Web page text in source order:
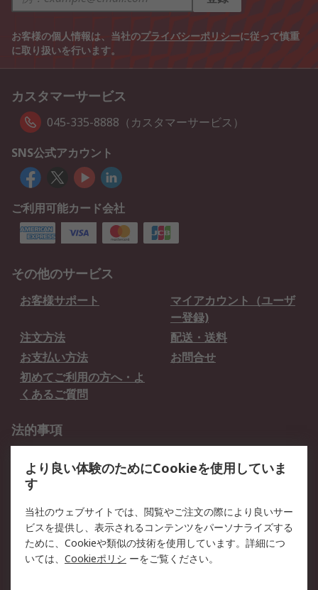
お客様の個人情報は、当社のプライバシーポリシーに従って慎重
に取り扱いを行います。
カスタマーサービス
045-335-8888（カスタマーサービス）
SNS公式アカウント
ご利用可能カード会社
その他のサービス
お客様サポート
マイアカウント（ユーザ
ー登録)
注文方法
配送・送料
お支払い方法
お問合せ
初めてご利用の方へ・よ
くあるご質問
法的事項
クッキーポリシー
RSについて
会社概要
採用情報
プレスリリース＆お知ら
コーポレートサイト
より良い体験のためにCookieを使用していま
す
当社のウェブサイトでは、閲覧やご注文の際により良いサー
ビスを提供し、表示されるコンテンツをパーソナライズする
ために、Cookieや類似の技術を使用しています。詳細につ
いては、 Cookieポリシ ーをご覧ください。